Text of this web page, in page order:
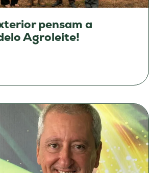
pensam a
Agroleite!